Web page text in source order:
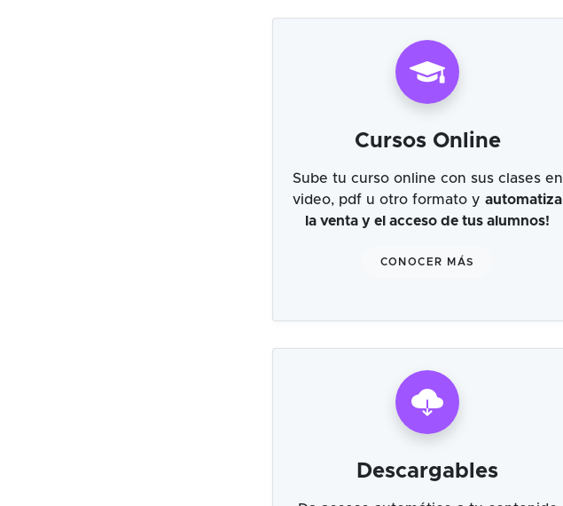
Cursos Online
Sube tu curso online con sus clases en
video, pdf u otro formato y automatiza
la venta y el acceso de tus alumnos!
CONOCER MÁS
Descargables